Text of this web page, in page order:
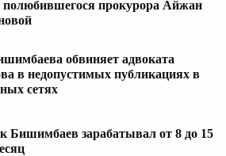
полюбившегося прокурора Айжан
обвиняет адвоката
в недопустимых публикациях в
сетях
Бишимбаев зарабатывал от 8 до 15